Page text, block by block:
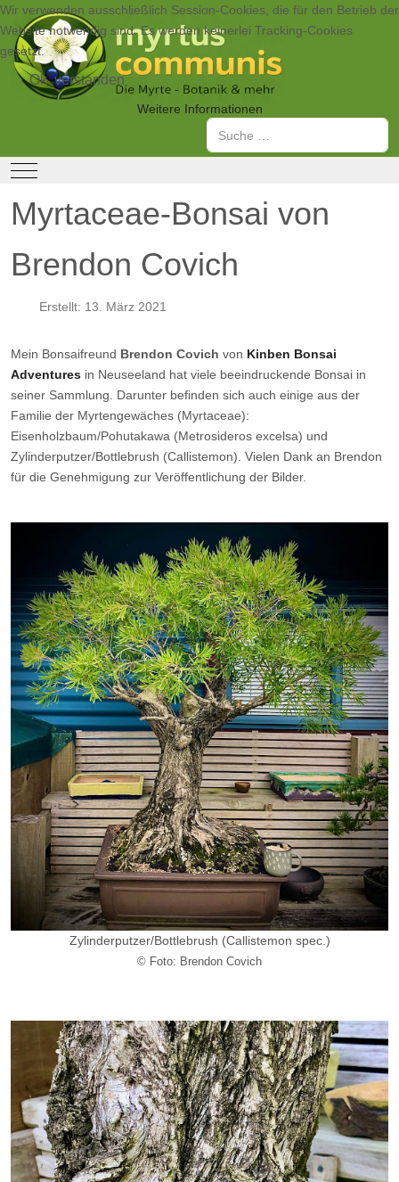
Suchen
Mobile Menu Toggle
Myrtaceae-Bonsai von
Brendon Covich
Erstellt: 13. März 2021
Mein Bonsaifreund Brendon Covich von Kinben Bonsai
Adventures in Neuseeland hat viele beeindruckende Bonsai in
seiner Sammlung. Darunter befinden sich auch einige aus der
Familie der Myrtengewäches (Myrtaceae):
Eisenholzbaum/Pohutakawa (Metrosideros excelsa) und
Zylinderputzer/Bottlebrush (Callistemon). Vielen Dank an Brendon
für die Genehmigung zur Veröffentlichung der Bilder.
Zylinderputzer/Bottlebrush (Callistemon spec.)
© Foto: Brendon Covich
Wir verwenden ausschließlich Session-Cookies, die für den Betrieb der
Website notwendig sind. Es werden keinerlei Tracking-Cookies
gesetzt.
Ok, verstanden
Weitere Informationen